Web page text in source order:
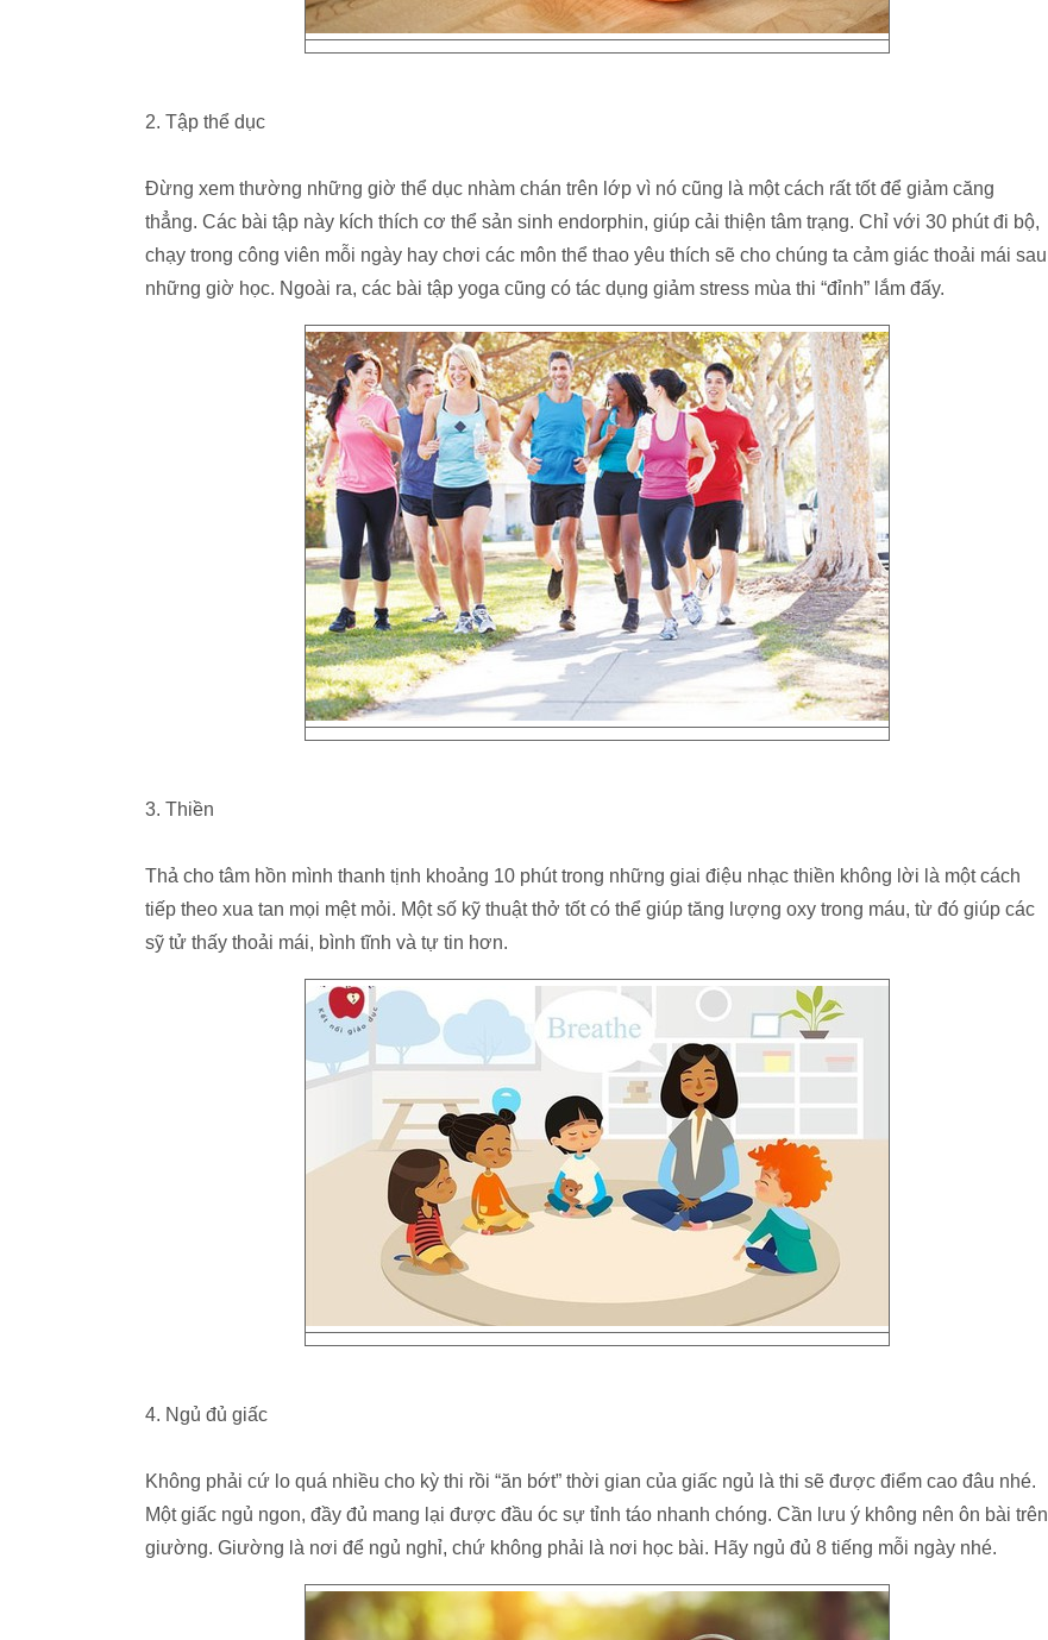
2. Tập thể dục
Đừng xem thường những giờ thể dục nhàm chán trên lớp vì nó cũng là một cách rất tốt để giảm căng
thẳng. Các bài tập này kích thích cơ thể sản sinh endorphin, giúp cải thiện tâm trạng. Chỉ với 30 phút đi bộ,
chạy trong công viên mỗi ngày hay chơi các môn thể thao yêu thích sẽ cho chúng ta cảm giác thoải mái sau
những giờ học. Ngoài ra, các bài tập yoga cũng có tác dụng giảm stress mùa thi “đỉnh” lắm đấy.
3. Thiền
Thả cho tâm hồn mình thanh tịnh khoảng 10 phút trong những giai điệu nhạc thiền không lời là một cách
tiếp theo xua tan mọi mệt mỏi. Một số kỹ thuật thở tốt có thể giúp tăng lượng oxy trong máu, từ đó giúp các
sỹ tử thấy thoải mái, bình tĩnh và tự tin hơn.
4. Ngủ đủ giấc
Không phải cứ lo quá nhiều cho kỳ thi rồi “ăn bớt” thời gian của giấc ngủ là thi sẽ được điểm cao đâu nhé.
Một giấc ngủ ngon, đầy đủ mang lại được đầu óc sự tỉnh táo nhanh chóng. Cần lưu ý không nên ôn bài trên
giường. Giường là nơi để ngủ nghỉ, chứ không phải là nơi học bài. Hãy ngủ đủ 8 tiếng mỗi ngày nhé.